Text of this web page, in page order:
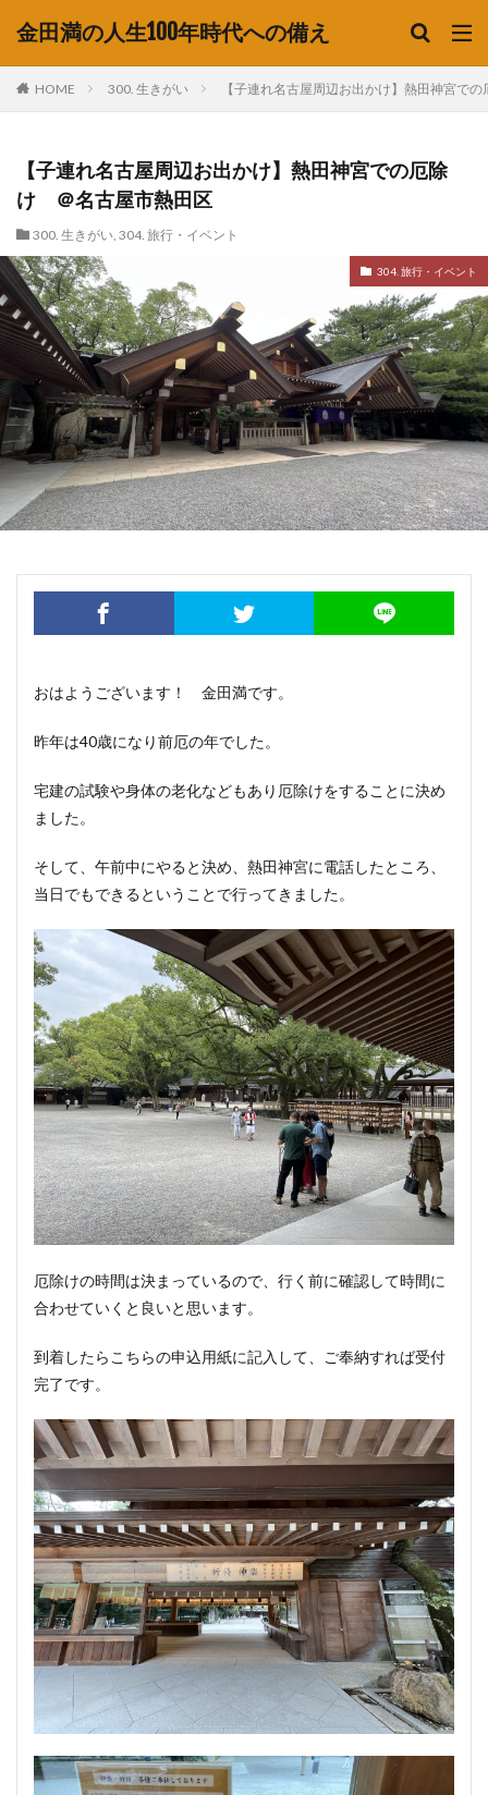
金田満の人生100年時代への備え
HOME 300. 生きがい 【子連れ名古屋周辺お出かけ】熱田神宮で
【子連れ名古屋周辺お出かけ】熱田神宮での厄除
け ＠名古屋市熱田区
300. 生きがい, 304. 旅行・イベント
304. 旅行・イベント
おはようございます！ 金田満です。
昨年は40歳になり前厄の年でした。
宅建の試験や身体の老化などもあり厄除けをすることに決め
ました。
そして、午前中にやると決め、熱田神宮に電話したところ、
当日でもできるということで行ってきました。
厄除けの時間は決まっているので、行く前に確認して時間に
合わせていくと良いと思います。
到着したらこちらの申込用紙に記入して、ご奉納すれば受付
完了です。